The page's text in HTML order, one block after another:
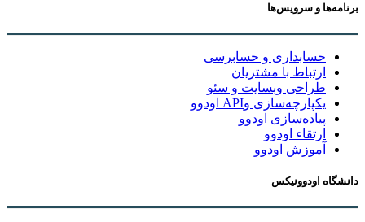
برنامه‌ها و سرویس‌ها
حسابداری و حسابرسی
ارتباط با مشتریان
طراحی وبسایت و سئو
یکپارچه‌سازی وAPI اودوو
پیاده‌سازی اودوو
ارتقاء اودوو
آموزش اودوو
دانشگاه اودوونیکس